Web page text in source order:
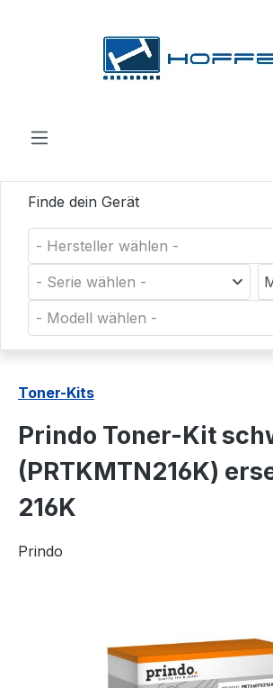
Finde dein Gerät
- Hersteller wählen -
- Serie wählen -
- Modell wählen -
Toner-Kits
Prindo Toner-Kit
(PRTKMTN216K)
216K
Prindo